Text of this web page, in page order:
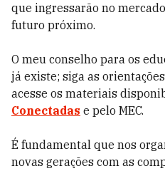
que ingressarão no
futuro próximo.
O meu conselho para os
já existe; siga as
acesse os materiais
Conectadas e pelo MEC.
É fundamental que nos
novas gerações com as